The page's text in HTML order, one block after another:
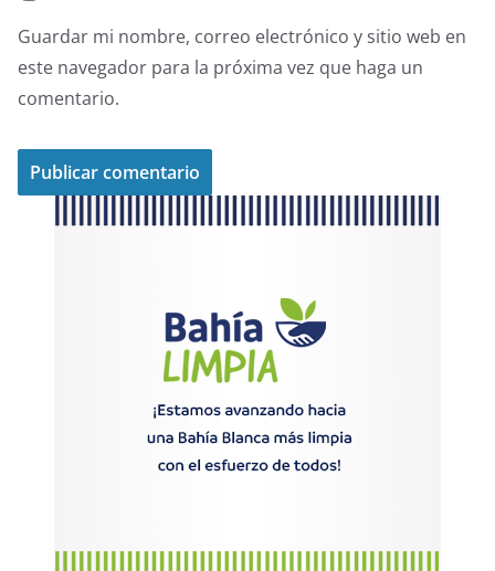
Guardar mi nombre, correo electrónico y sitio web en
este navegador para la próxima vez que haga un
comentario.